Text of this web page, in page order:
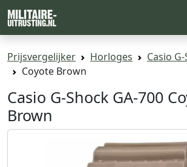
Prijsvergelijker Horloges
Casio
Coyote Brown
Casio G-Shock GA-700
Brown